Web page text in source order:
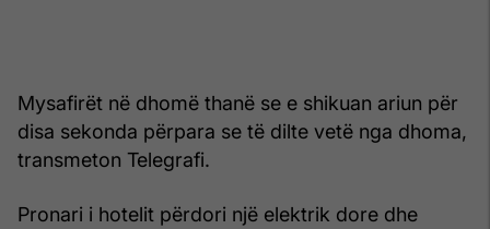
Mysafirët në dhomë thanë se e shikuan ariun për
disa sekonda përpara se të dilte vetë nga dhoma,
transmeton Telegrafi.
Pronari i hotelit përdori një elektrik dore dhe